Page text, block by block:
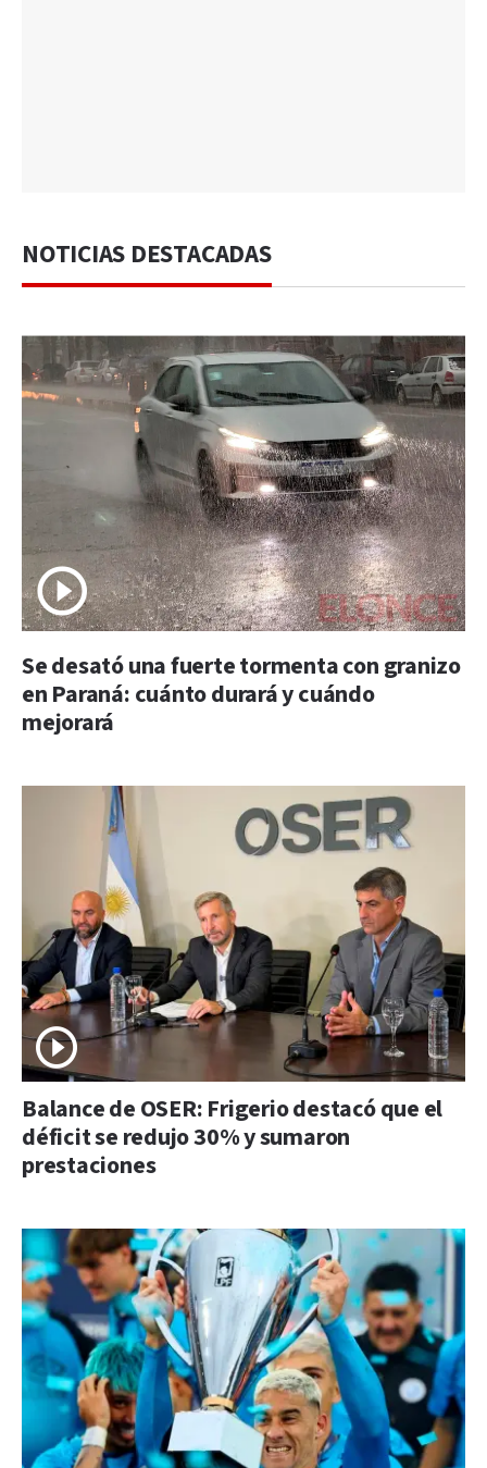
NOTICIAS DESTACADAS
Se desató una fuerte tormenta con granizo
en Paraná: cuánto durará y cuándo
mejorará
Balance de OSER: Frigerio destacó que el
déficit se redujo 30% y sumaron
prestaciones